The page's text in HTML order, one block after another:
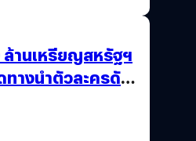
านเหรียญสหรัฐฯ
ทางนำตัวละครดัง